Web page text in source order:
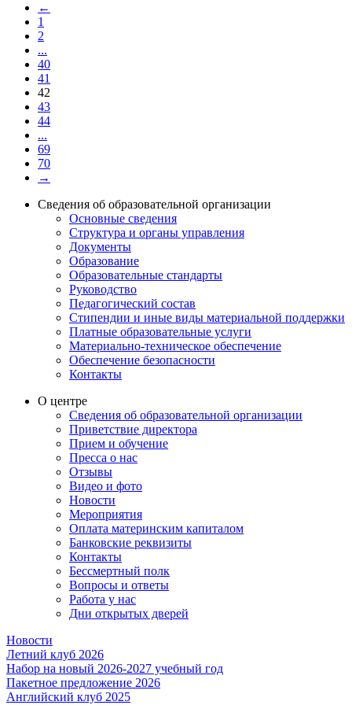
←
1
2
...
40
41
42
43
44
...
69
70
→
Сведения об образовательной организации
Основные сведения
Структура и органы управления
Документы
Образование
Образовательные стандарты
Руководство
Педагогический состав
Стипендии и иные виды материальной поддержки
Платные образовательные услуги
Материально-техническое обеспечение
Обеспечение безопасности
Контакты
О центре
Сведения об образовательной организации
Приветствие директора
Прием и обучение
Пресса о нас
Отзывы
Видео и фото
Новости
Мероприятия
Оплата материнским капиталом
Банковские реквизиты
Контакты
Бессмертный полк
Вопросы и ответы
Работа у нас
Дни открытых дверей
Новости
Летний клуб 2026
Набор на новый 2026-2027 учебный год
Пакетное предложение 2026
Английский клуб 2025